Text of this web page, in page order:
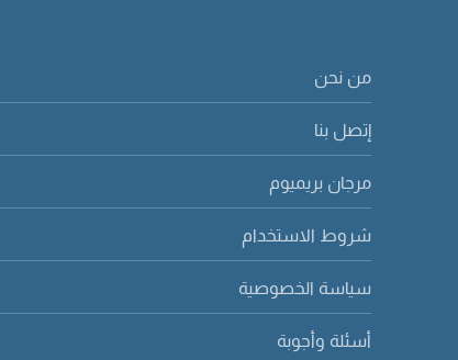
من نحن
إتصل بنا
مرجان بريميوم
شروط الاستخدام
سياسة الخصوصية
أسئلة وأجوبة